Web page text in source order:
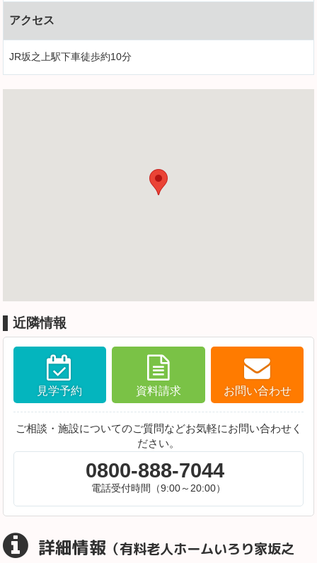
アクセス
JR坂之上駅下車徒歩約10分
近隣情報
見学予約 資料請求 お問い合わせ
ご相談・施設についてのご質問などお気軽にお問い合わせく
ださい。
0800-888-7044
電話受付時間（9:00～20:00）
詳細情報 （有料老人ホームいろり家坂之